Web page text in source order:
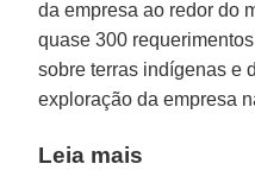
da empresa ao redor do
quase 300
sobre terras indígenas e
exploração da empresa
Leia mais